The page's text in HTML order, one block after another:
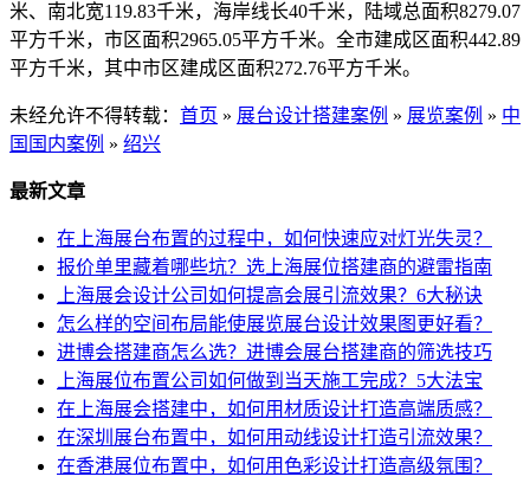
米、南北宽119.83千米，海岸线长40千米，陆域总面积8279.07
平方千米，市区面积2965.05平方千米。全市建成区面积442.89
平方千米，其中市区建成区面积272.76平方千米。
未经允许不得转载： 首页 » 展台设计搭建案例 » 展览案例 » 中
国国内案例 » 绍兴
最新文章
在上海展台布置的过程中，如何快速应对灯光失灵？
报价单里藏着哪些坑？选上海展位搭建商的避雷指南
上海展会设计公司如何提高会展引流效果？6大秘诀
怎么样的空间布局能使展览展台设计效果图更好看？
进博会搭建商怎么选？进博会展台搭建商的筛选技巧
上海展位布置公司如何做到当天施工完成？5大法宝
在上海展会搭建中，如何用材质设计打造高端质感？
在深圳展台布置中，如何用动线设计打造引流效果？
在香港展位布置中，如何用色彩设计打造高级氛围？